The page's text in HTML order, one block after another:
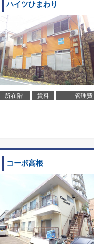
ハイツひまわり
所在階 賃料 管理費
コーポ高根